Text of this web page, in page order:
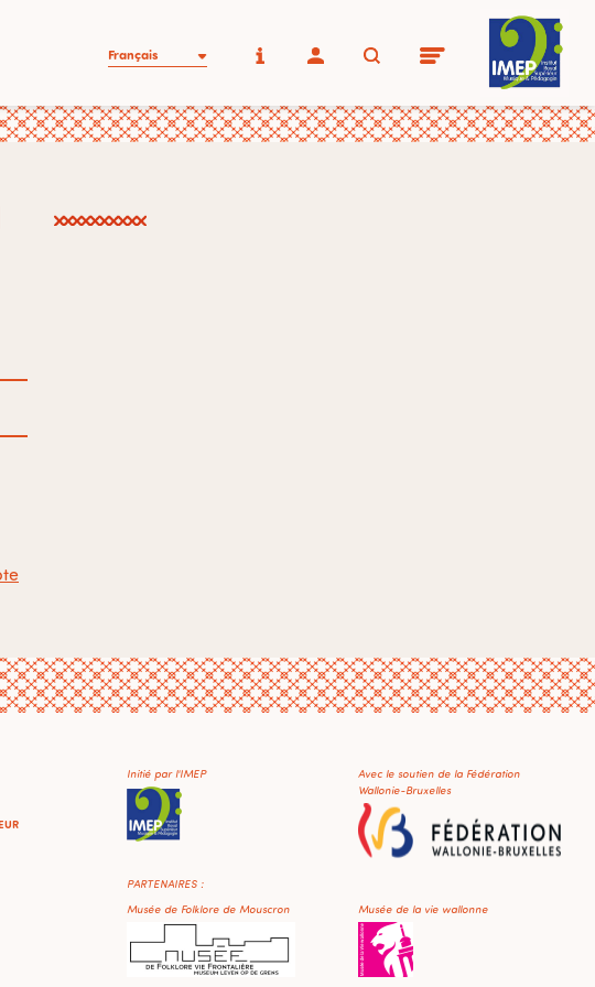
Français
Initié par l'IMEP
Avec le soutien de la Fédération
Wallonie-Bruxelles
PARTENAIRES :
Musée de Folklore de Mouscron
Musée de la vie wallonne